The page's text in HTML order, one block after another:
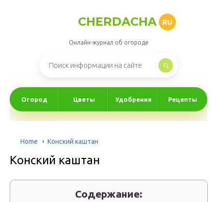
CHERDACHA RU
Онлайн-журнал об огороде
Огород Цветы Удобрения Рецепты
Home Конский каштан
Конский каштан
Содержание: